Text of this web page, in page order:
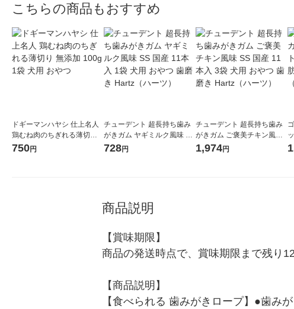
こちらの商品もおすすめ
ドギーマンハヤシ 仕上名人
鶏むね肉のちぎれる薄切り
無添加 100g 1袋 犬用 おやつ
750円
チューデント 超長持ち歯み
がきガム ヤギミルク風味 SS
国産 11本入 1袋 犬用 おやつ
728円
チューデント 超長持ち歯み
がきガム ご褒美チキン風味
SS 国産 11本入 3袋 犬用 お
やつ 歯磨き Hartz（ハーツ）
1,974円
商品説明
【賞味期限】
商品の発送時点で、賞味期限まで残り
【商品説明】
【食べられる 歯みがきロープ】●歯み